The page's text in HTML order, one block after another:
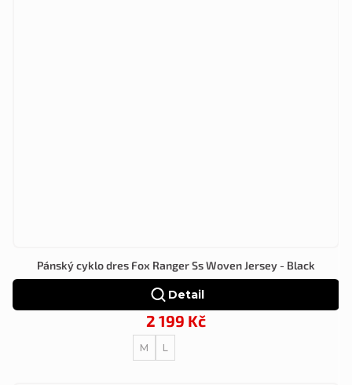
Pánský cyklo dres Fox Ranger Ss Woven Jersey - Black
2 199 Kč
Detail
M L